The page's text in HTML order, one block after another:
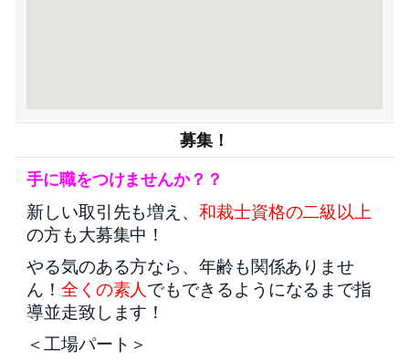
募集！
手に職をつけませんか？？
新しい取引先も増え、 和裁士資格の二級以上
の方も大募集中！
やる気のある方なら、年齢も関係ありませ
ん！ 全くの素人でもできるようになるまで指
導並走致します！
＜工場パート＞